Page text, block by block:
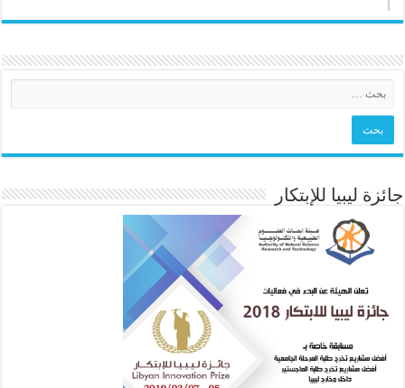
جائزة ليبيا للإبتكار